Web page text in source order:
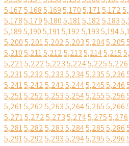
5,1675,1685,1695,1705,1715,172
5,1785,1795,1805,1815,1825,183
5,1895,1905,1915,1925,1935,194
5,2005,2015,2025,2035,2045,205
5,2105,2115,2125,2135,2145,215
5,2215,2225,2235,2245,2255,226
5,2315,2325,2335,2345,2355,236
5,2415,2425,2435,2445,2455,246
5,2515,2525,2535,2545,2555,256
5,2615,2625,2635,2645,2655,266
5,2715,2725,2735,2745,2755,276
5,2815,2825,2835,2845,2855,286
5,2915,2925,2935,2945,2955,296